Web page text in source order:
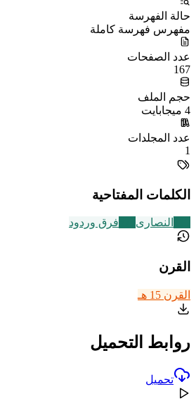
حالة الفهرسة
مفهرس فهرسة كاملة
عدد الصفحات
167
حجم الملف
4 ميجابايت
عدد المجلدات
1
الكلمات المفتاحية
النصارى فرق وردود
القرن
القرن 15 هـ
روابط التحميل
تحميل